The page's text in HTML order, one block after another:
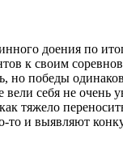
доения по
к своим
победы
себя не очень
тяжело
и выявляют